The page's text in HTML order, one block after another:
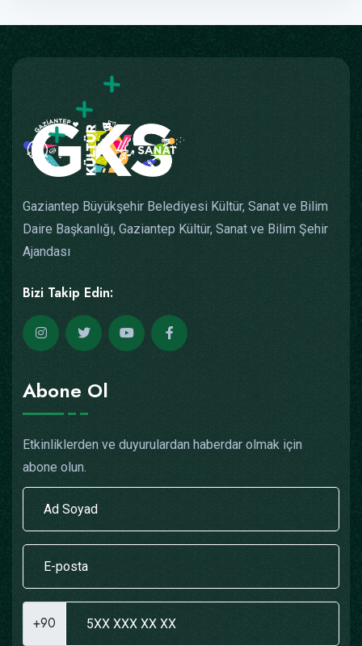
Gaziantep Büyükşehir Belediyesi Kültür, Sanat ve Bilim
Daire Başkanlığı, Gaziantep Kültür, Sanat ve Bilim Şehir
Ajandası
Bizi Takip Edin:
Abone Ol
Etkinliklerden ve duyurulardan haberdar olmak için
abone olun.
+90